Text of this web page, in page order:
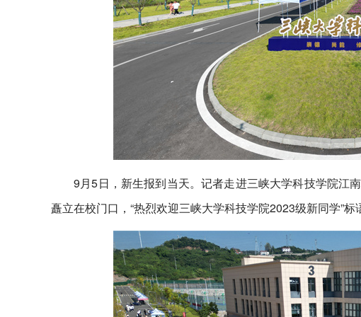
9月5日，新生报到当天。记者走进三峡大学科技学院江
矗立在校门口，“热烈欢迎三峡大学科技学院2023级新同学”